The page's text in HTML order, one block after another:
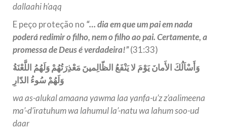
dallaahi h’aqq
E peço proteção no “… dia em que um pai em nada
poderá redimir o filho, nem o filho ao pai. Certamente, a
promessa de Deus é verdadeira!”(31:33)
وَأَسْاَلُكَ الأَمانَ يَوْمَ لا يَنْفَعُ الظّالِمينَ مَعْذِرَتُهُمْ وَلَهُمُ اللَّعْنَةُ
وَلَهُمْ سُوءُ الدّارِ
wa as-alukal amaana yawma laa yanfa-u’z z’aalimeena
ma’-d’iratuhum wa lahumul la’-natu wa lahum soo-ud
daar